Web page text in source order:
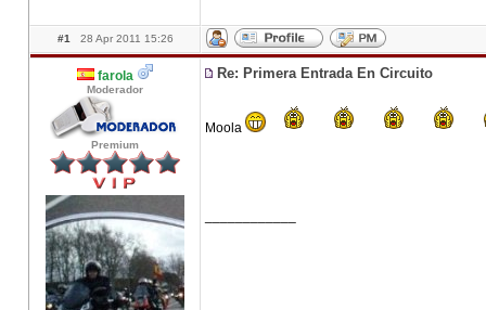
#1 28 Apr 2011 15:26
farola
Moderador
Premium
Re: Primera Entrada En Circuito
Moola